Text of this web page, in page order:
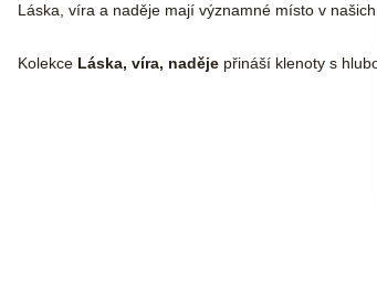
Láska, víra a naděje mají významné místo v
Kolekce Láska, víra, naděje přináší klenoty s